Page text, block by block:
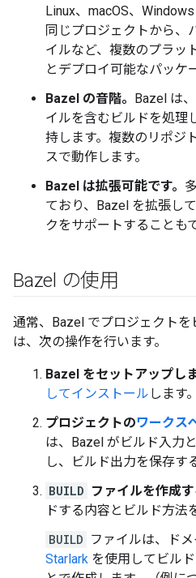
Linux、macOS、
同じプロジェクトから、
イルなど、複数のプラッ
とデプロイ可能なパッケ
Bazel の音階。 Bazel は
イルを含むビルドを処理
持します。複数のリポジ
スで動作します。
Bazel は拡張可能です。
ており、Bazel を拡張し
クをサポートすることも
Bazel の使用
通常、Bazel でプロジェクト
は、次の操作を行います。
Bazel をセットアップしま
してインストール します。
プロジェクトのワークス
は、Bazel がビルド入力と
し、ビルド出力を保存す
BUILD ファイルを作成す
ドする内容とビルド方法
BUILD ファイルは、ド
Starlark を使用してビル